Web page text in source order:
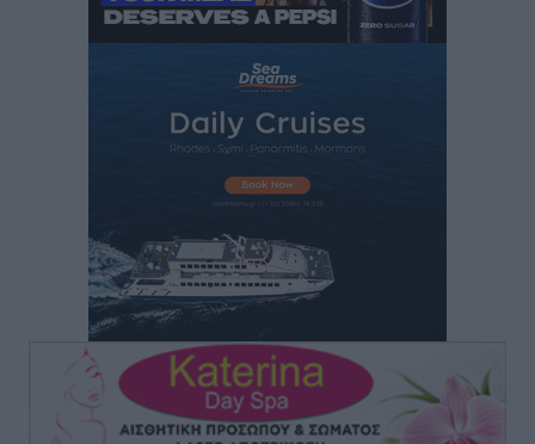
“πτήση” τους
Αθλητικά• πριν 5 ώρες
Αθλητικά• πριν 5 ώρες
Κλεάνθης: Έτοιμες οι κάρτες διαρκείας της νέας
σεζόν
Αθλητικά πριν 5 ώρες